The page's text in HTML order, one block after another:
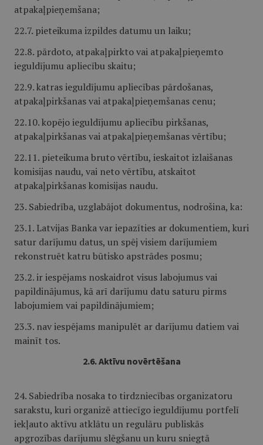
atpakaļpieņemšana;
22.7. pieteikuma izpildes datumu un laiku;
22.8. pārdoto, atpakaļpirkto vai atpakaļpieņemto
ieguldījumu apliecību skaitu;
22.9. katras ieguldījumu apliecības pārdošanas,
atpakaļpirkšanas vai atpakaļpieņemšanas cenu;
22.10. kopējo ieguldījumu apliecību pirkšanas,
atpakaļpirkšanas vai atpakaļpieņemšanas vērtību;
22.11. pieteikuma bruto vērtību, ieskaitot izlaišanas
komisijas naudu, vai neto vērtību, atskaitot
atpakaļpirkšanas komisijas naudu.
23. Sabiedrība, uzglabājot dokumentus, nodrošina, ka:
23.1. Latvijas Banka var iepazīties ar dokumentiem, kuri
satur darījumu datus, un spēj visiem darījumiem
rekonstruēt katru būtisko apstrādes posmu;
23.2. ir iespējams noskaidrot visus labojumus vai
papildinājumus, kā arī darījumu datu saturu pirms
labojumiem vai papildinājumiem;
23.3. nav iespējams manipulēt ar darījumu datiem vai
mainīt tos.
2.6. Aktīvu novērtēšana
24. Sabiedrība nosaka to tirdzniecības organizatoru
sarakstu, kuri organizē attiecīgo ieguldījumu portfelī
iekļauto aktīvu atklātu un regulāru publiskās
apgrozības darījumu slēgšanu un kuru sniegtā